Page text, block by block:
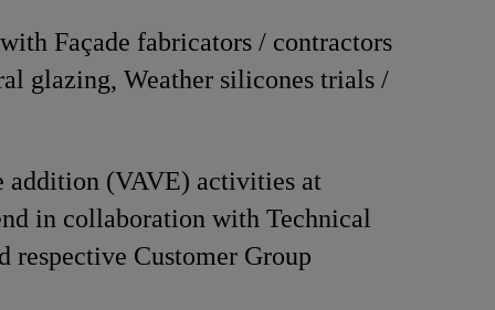
Façade fabricators / contractors
glazing, Weather silicones trials /
addition (VAVE) activities at
in collaboration with Technical
respective Customer Group